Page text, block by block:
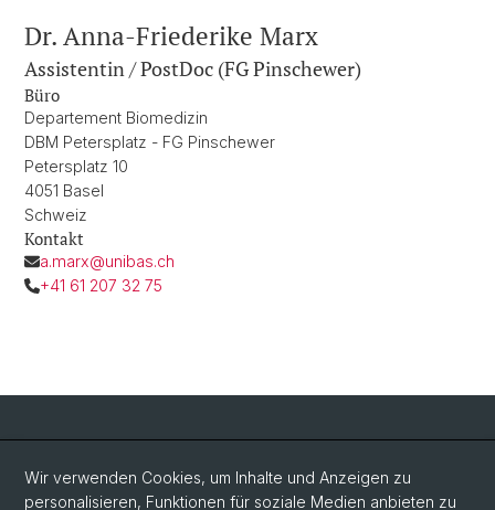
Dr. Anna-Friederike Marx
Assistentin / PostDoc (FG Pinschewer)
Büro
Departement Biomedizin
DBM Petersplatz - FG Pinschewer
Petersplatz 10
4051 Basel
Schweiz
Kontakt
a.marx@unibas.ch
+41 61 207 32 75
Social Media
Wir verwenden Cookies, um Inhalte und Anzeigen zu
personalisieren, Funktionen für soziale Medien anbieten zu